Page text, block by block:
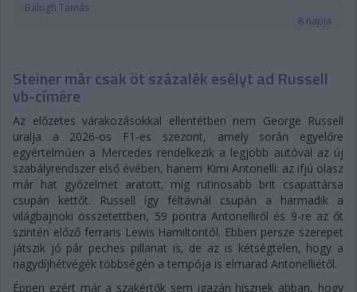
Balogh Tamás
8 napja
Steiner már csak öt százalék esélyt ad Russell
vb-címére
Az előzetes várakozásokkal ellentétben nem George Russell
uralja a 2026-os F1-es szezont, amely során egyelőre
egyértelműen a Mercedes rendelkezik a legjobb autóval az új
szabályrendszer első évében, hanem Kimi Antonelli: az ifjú olasz
már hat győzelmet aratott, míg rutinosabb brit csapattársa
csupán kettőt. Russell így féltávnál csupán a harmadik a
világbajnoki összetettben, 59 pontra Antonelliről és 9-re az őt
szintén előző ferraris Lewis Hamiltontól. Ebben persze szerepet
játszik jó pár peches pillanat is, de az is kétségtelen, hogy a
nagydíjhétvégék többségén a tempója is elmarad Antonelliétől.
Éppen ezért már a szakértők sem igazán hisznek abban, hogy